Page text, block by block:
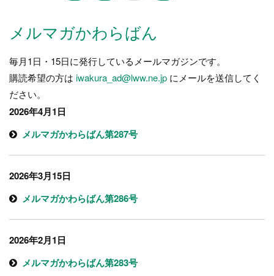
メルマガかわらばん
毎月1日・15日に発行しているメールマガジンです。
購読希望の方は iwakura_ad@lww.ne.jp にメールを送信してく
ださい。
2026年4月1日
メルマガかわらばん第287号
2026年3月15日
メルマガかわらばん第286号
2026年2月1日
メルマガかわらばん第283号